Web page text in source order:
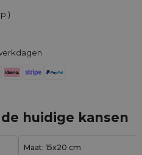
huidige kansen
Maat: 15x20 cm